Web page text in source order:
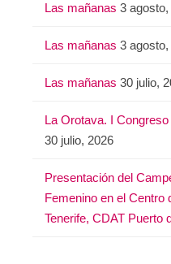
Las mañanas 3
Las mañanas 3
Las mañanas 30 julio,
La Orotava. I
30 julio, 2026
Presentación del
Femenino en el Centro
Tenerife, CDAT Puerto